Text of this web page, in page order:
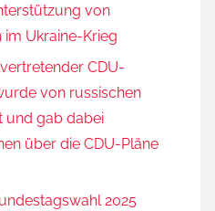
von
im Ukraine-Krieg
CDU-
von russischen
und gab dabei
über die CDU-Pläne
2025